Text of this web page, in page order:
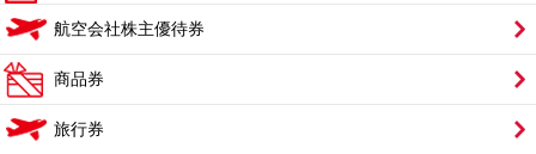
航空会社株主優待券
商品券
旅行券